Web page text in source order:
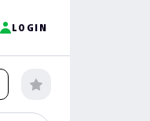
LOGIN